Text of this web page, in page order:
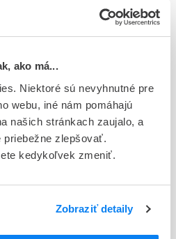
ako má...
Niektoré sú nevyhnutné pre
webu, iné nám pomáhajú
našich stránkach zaujalo, a
zlepšovať.
kedykoľvek zmeniť.
Zobraziť detaily
A METABOLIZMUS